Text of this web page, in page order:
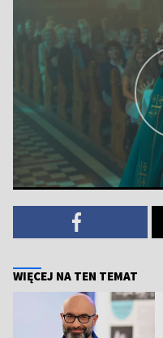
WIĘCEJ NA TEN TEMAT